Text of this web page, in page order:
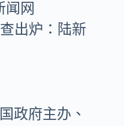
闻网
出炉：陆新
政府主办、